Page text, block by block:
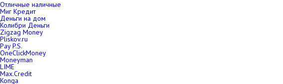
Отличные наличные
Миг Кредит
Деньги на дом
Колибри Деньги
Zigzag Money
Pliskov.ru
Pay P.S.
OneClickMoney
Moneyman
LIME
Max.Credit
Konga